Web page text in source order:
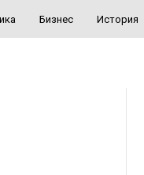
Бизнес История